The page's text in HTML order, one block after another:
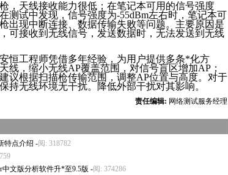
，天线接收能力很低；在笔记本可用的信号强度
测试中发现，信号强度为-55dBm左右时，笔记本可
出现中断连接、数据传输失败等问题。主要原因是
可接收到无线信号，发送数据时，无法发送到无线
恒工程师凭借多年经验，为用户提供多条*化方
线，缩小无线AP覆盖范围，对信号盲区增加AP；
议根据扫描枪传输范围，调整AP位置与高度。对于
持无线环境无干扰。降低外部干扰对其影响。
责任编辑: 网络测试服务经理
特点介绍 -阅: 318782
中文版分析软件升*至9.5版 -阅: 374286